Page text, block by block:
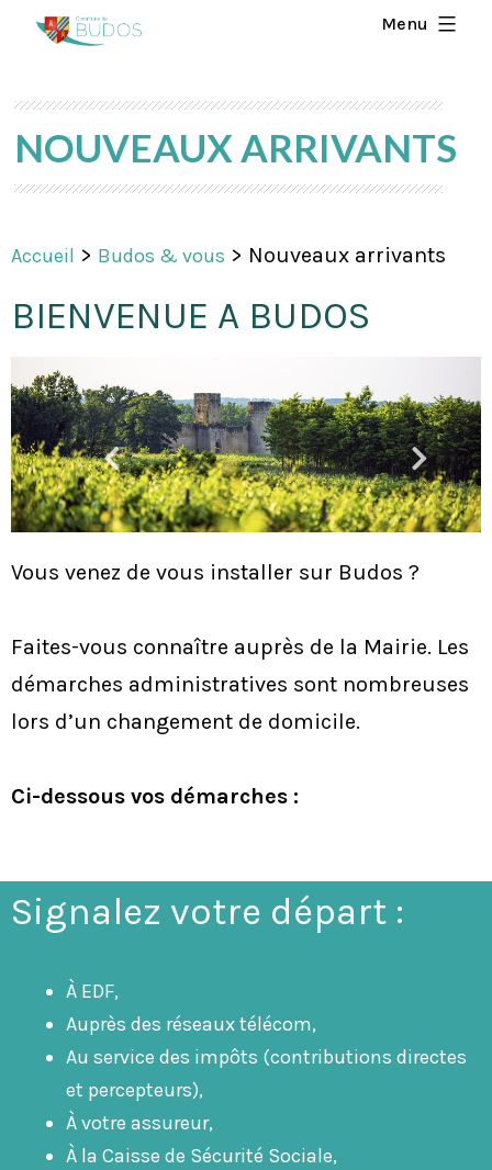
Menu
NOUVEAUX ARRIVANTS
Accueil > Budos & vous > Nouveaux arrivants
BIENVENUE A BUDOS
Vous venez de vous installer sur Budos ?
Faites-vous connaître auprès de la Mairie. Les
démarches administratives sont nombreuses
lors d’un changement de domicile.
Ci-dessous vos démarches :
Signalez votre départ :
À EDF,
Auprès des réseaux télécom,
Au service des impôts (contributions directes
et percepteurs),
À votre assureur,
À la Caisse de Sécurité Sociale,
Nécessaires
Ces cookies ne
sont pas
facultatifs. Ils